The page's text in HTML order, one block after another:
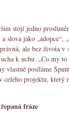
stojí jedno
slova jako „adopce“,
ale bez života v
k uchu. „Co my
vlastně posíláme
celého projektu, který
fráze